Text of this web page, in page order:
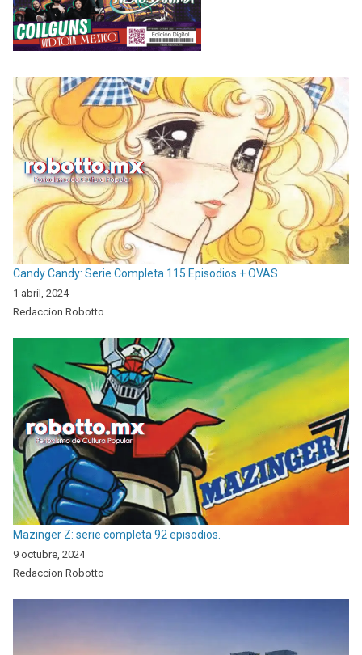
Candy Candy: Serie Completa 115 Episodios + OVAS
1 abril, 2024
Redaccion Robotto
Mazinger Z: serie completa 92 episodios.
9 octubre, 2024
Redaccion Robotto